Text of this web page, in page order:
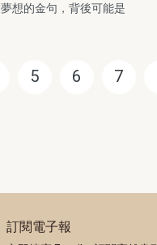
想的金句，背後可能是
5 6 7
訂閱電子報